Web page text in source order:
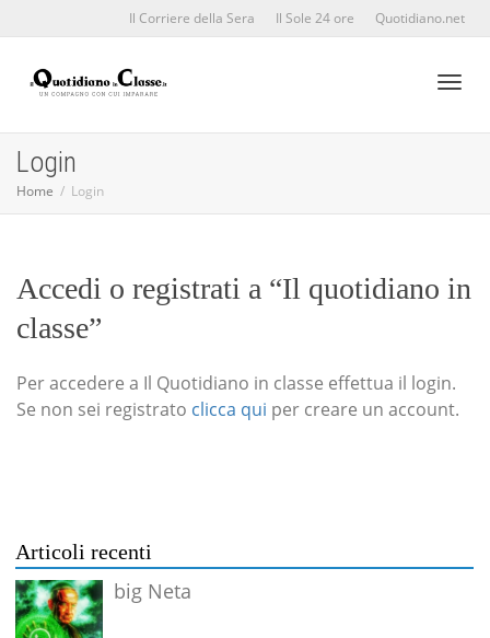
Il Corriere della Sera Il Sole 24 ore Quotidiano.net
Login
Home Login
Accedi o registrati a “Il quotidiano in
classe”
Per accedere a Il Quotidiano in classe effettua il login.
Se non sei registrato clicca qui per creare un account.
Articoli recenti
big Neta